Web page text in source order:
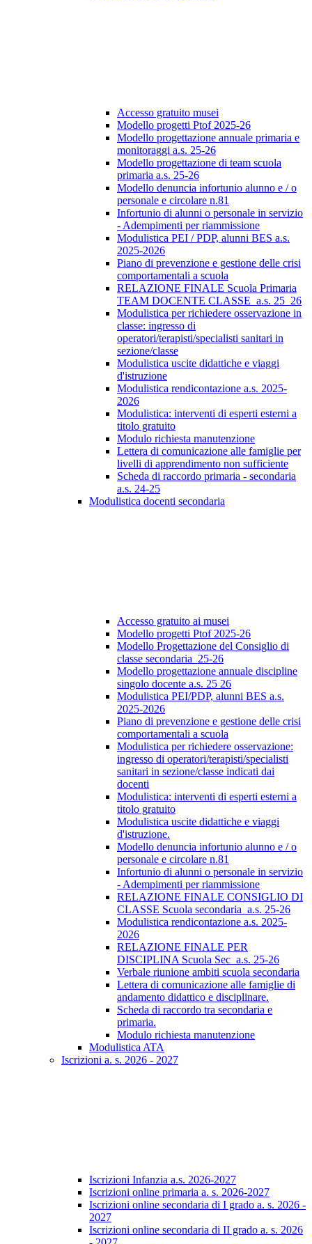
Accesso gratuito musei
Modello progetti Ptof 2025-26
Modello progettazione annuale primaria e
monitoraggi a.s. 25-26
Modello progettazione di team scuola
primaria a.s. 25-26
Modello denuncia infortunio alunno e / o
personale e circolare n.81
Infortunio di alunni o personale in servizio
- Adempimenti per riammissione
Modulistica PEI / PDP, alunni BES a.s.
2025-2026
Piano di prevenzione e gestione delle crisi
comportamentali a scuola
RELAZIONE FINALE Scuola Primaria
TEAM DOCENTE CLASSE_a.s. 25_26
Modulistica per richiedere osservazione in
classe: ingresso di
operatori/terapisti/specialisti sanitari in
sezione/classe
Modulistica uscite didattiche e viaggi
d'istruzione
Modulistica rendicontazione a.s. 2025-
2026
Modulistica: interventi di esperti esterni a
titolo gratuito
Modulo richiesta manutenzione
Lettera di comunicazione alle famiglie per
livelli di apprendimento non sufficiente
Scheda di raccordo primaria - secondaria
a.s. 24-25
Modulistica docenti secondaria
Accesso gratuito ai musei
Modello progetti Ptof 2025-26
Modello Progettazione del Consiglio di
classe secondaria_25-26
Modello progettazione annuale discipline
singolo docente a.s. 25 26
Modulistica PEI/PDP, alunni BES a.s.
2025-2026
Piano di prevenzione e gestione delle crisi
comportamentali a scuola
Modulistica per richiedere osservazione:
ingresso di operatori/terapisti/specialisti
sanitari in sezione/classe indicati dai
docenti
Modulistica: interventi di esperti esterni a
titolo gratuito
Modulistica uscite didattiche e viaggi
d'istruzione.
Modello denuncia infortunio alunno e / o
personale e circolare n.81
Infortunio di alunni o personale in servizio
- Adempimenti per riammissione
RELAZIONE FINALE CONSIGLIO DI
CLASSE Scuola secondaria_a.s. 25-26
Modulistica rendicontazione a.s. 2025-
2026
RELAZIONE FINALE PER
DISCIPLINA Scuola Sec_a.s. 25-26
Verbale riunione ambiti scuola secondaria
Lettera di comunicazione alle famiglie di
andamento didattico e disciplinare.
Scheda di raccordo tra secondaria e
primaria.
Modulo richiesta manutenzione
Modulistica ATA
Iscrizioni a. s. 2026 - 2027
Iscrizioni Infanzia a.s. 2026-2027
Iscrizioni online primaria a. s. 2026-2027
Iscrizioni online secondaria di I grado a. s. 2026 -
2027
Iscrizioni online secondaria di II grado a. s. 2026